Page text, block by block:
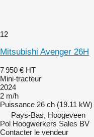
12
Mitsubishi Avenger 26H
7 950 € HT
Mini-tracteur
2024
2 m/h
Puissance 26 ch (19.11 kW)
Pays-Bas, Hoogeveen
Pol Hoogwerkers Sales BV
Contacter le vendeur